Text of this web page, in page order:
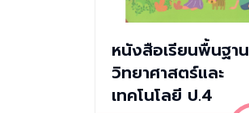
หนังสือเรียนพื้นฐาน
วิทยาศาสตร์และ
เทคโนโลยี ป.4